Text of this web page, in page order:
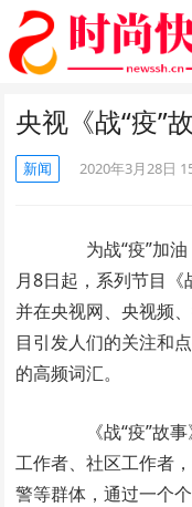
央视《战“疫”
新闻 2020年3月28日
为战“疫”加油
月8日起，系列节目《
并在央视网、央视频
目引发人们的关注和
的高频词汇。
《战“疫”故事
工作者、社区工作者
警等群体，通过一个